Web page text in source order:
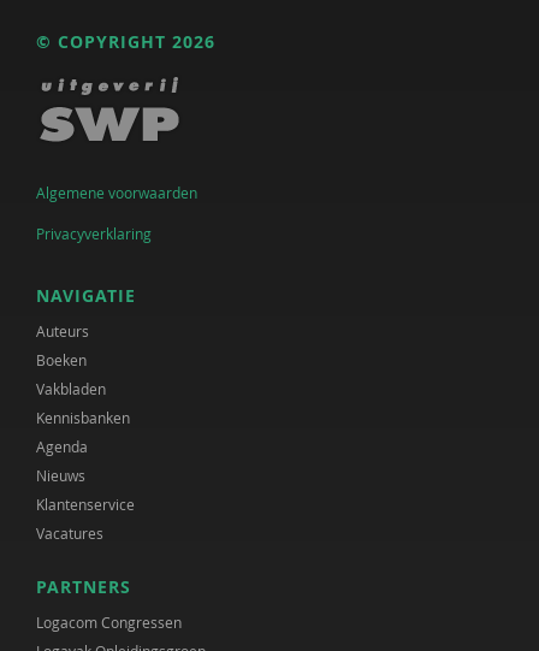
© COPYRIGHT 2026
Algemene voorwaarden
Privacyverklaring
NAVIGATIE
Auteurs
Boeken
Vakbladen
Kennisbanken
Agenda
Nieuws
Klantenservice
Vacatures
PARTNERS
Logacom Congressen